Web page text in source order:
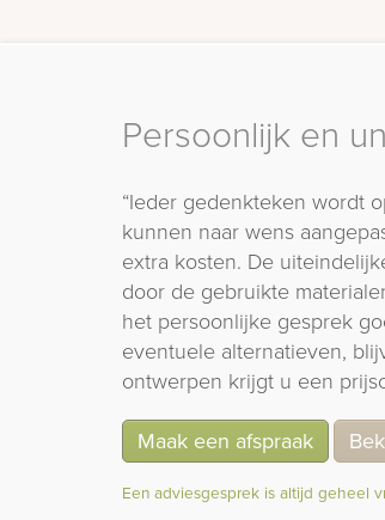
Persoonlijk en
“Ieder gedenkteken wordt
kunnen naar wens
extra kosten. De
door de gebruikte
het persoonlijke gesprek
eventuele alternatieven,
ontwerpen krijgt u een
Maak een afspraak
Een adviesgesprek is altijd geheel